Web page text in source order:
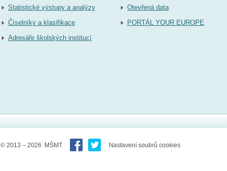
Statistické výstupy a analýzy
Číselníky a klasifikace
Adresáře školských institucí
Otevřená data
PORTÁL YOUR EUROPE
© 2013 – 2026 MŠMT Nastavení soubrů cookies